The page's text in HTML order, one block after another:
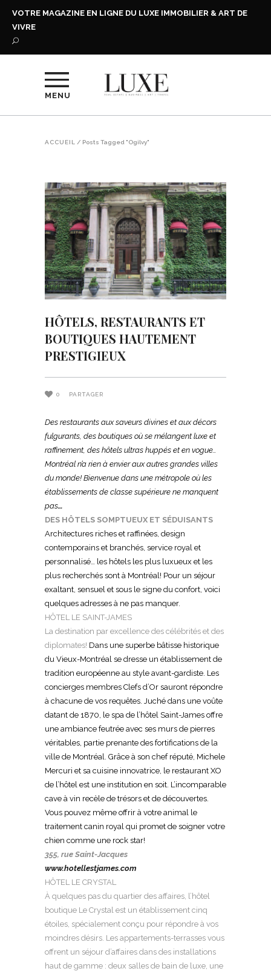
VOTRE MAGAZINE EN LIGNE DU LUXE IMMOBILIER & ART DE
VIVRE
MENU
ACCUEIL / Posts Tagged "Ogilvy"
HÔTELS, RESTAURANTS ET
BOUTIQUES HAUTEMENT
PRESTIGIEUX
0 PARTAGER
Des restaurants aux saveurs divines et aux décors
fulgurants, des boutiques où se mélangent luxe et
raffinement, des hôtels ultras huppés et en vogue…
Montréal n’a rien à envier aux autres grandes villes
du monde! Bienvenue dans une métropole où les
établissements de classe supérieure ne manquent
pas…
DES HÔTELS SOMPTUEUX ET SÉDUISANTS
Architectures riches et raffinées, design
contemporains et branchés, service royal et
personnalisé… les hôtels les plus luxueux et les
plus recherchés sont à Montréal! Pour un séjour
exaltant, sensuel et sous le signe du confort, voici
quelques adresses à ne pas manquer.
HÔTEL LE SAINT-JAMES
La destination par excellence des célébrités et des
diplomates! Dans une superbe bâtisse historique
du Vieux-Montréal se dresse un établissement de
tradition européenne au style avant-gardiste. Les
concierges membres Clefs d’Or sauront répondre
à chacune de vos requêtes. Juché dans une voûte
datant de 1870, le spa de l’hôtel Saint-James offre
une ambiance feutrée avec ses murs de pierres
véritables, partie prenante des fortifications de la
ville de Montréal. Grâce à son chef réputé, Michele
Mercuri et sa cuisine innovatrice, le restaurant XO
de l’hôtel est une institution en soit. L’incomparable
cave à vin recèle de trésors et de découvertes.
Vous pouvez même offrir à votre animal le
traitement canin royal qui promet de soigner votre
chien comme une rock star!
355, rue Saint-Jacques
www.hotellestjames.com
HÔTEL LE CRYSTAL
À quelques pas du quartier des affaires, l’hôtel
boutique Le Crystal est un établissement cinq
étoiles, spécialement conçu pour répondre à vos
moindres désirs. Les appartements-terrasses vous
offrent un séjour d’affaires dans des installations
haut de gamme : deux salles de bain de luxe, une